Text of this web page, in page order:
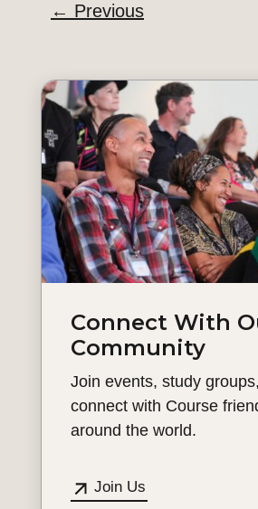
← Previous
Connect With
Community
Join events, study
connect with Course
around the world.
Join Us